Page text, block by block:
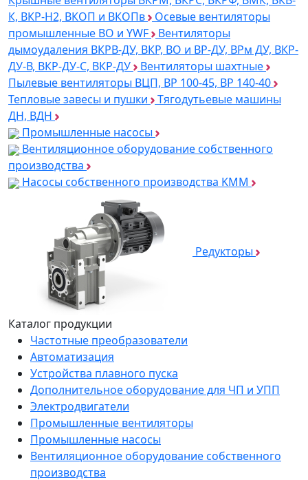
К, ВКР-Н2, ВКОП и ВКОПв
Осевые вентиляторы
промышленные ВО и YWF
Вентиляторы
дымоудаления ВКРВ-ДУ, ВКР, ВО и ВР-ДУ, ВРм ДУ, ВКР-
ДУ-В, ВКР-ДУ-С, ВКР-ДУ
Вентиляторы шахтные
Пылевые вентиляторы ВЦП, ВР 100-45, ВР 140-40
Тепловые завесы и пушки
Тягодутьевые машины
ДН, ВДН
Промышленные насосы
Вентиляционное оборудование собственного
производства
Насосы собственного производства KMM
Редукторы
Каталог продукции
Частотные преобразователи
Автоматизация
Устройства плавного пуска
Дополнительное оборудование для ЧП и УПП
Электродвигатели
Промышленные вентиляторы
Промышленные насосы
Вентиляционное оборудование собственного
производства